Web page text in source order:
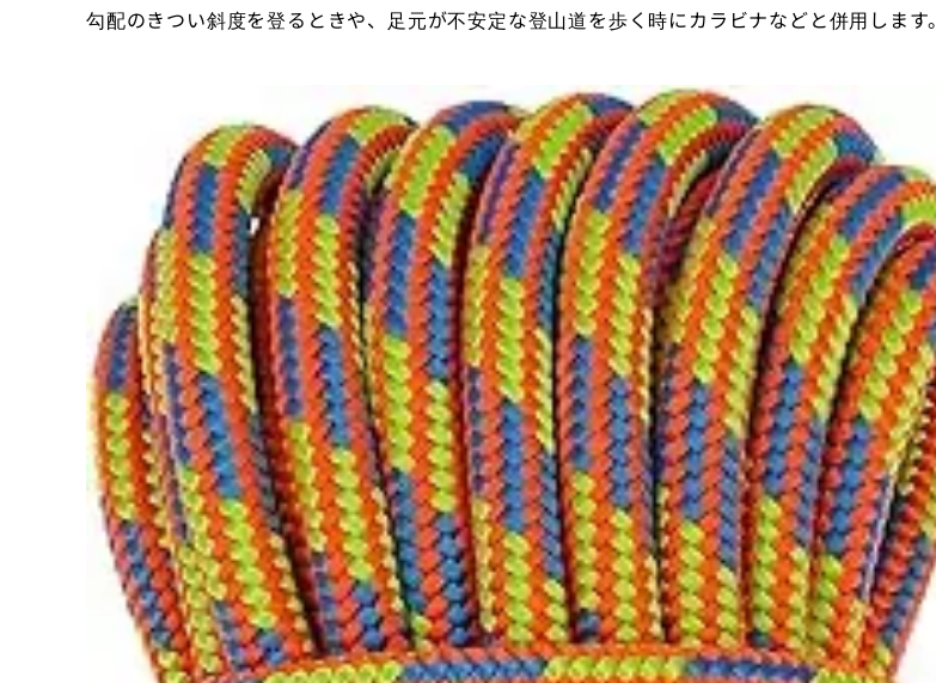
勾配のきつい斜度を登るときや、足元が不安定な登山道を歩く時にカラビナなどと併用します。